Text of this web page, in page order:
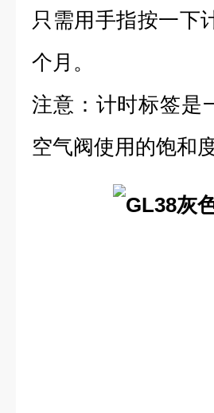
只需用手指按一下
个月。
注意：计时标签是
空气阀使用的饱和